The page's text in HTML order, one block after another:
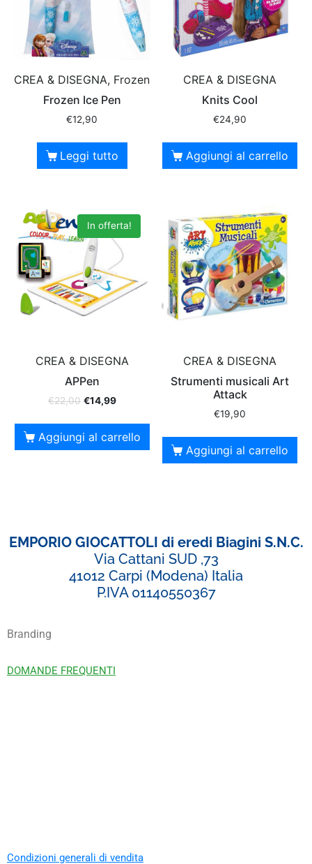
CREA & DISEGNA, Frozen
Frozen Ice Pen
€12,90
Leggi tutto
CREA & DISEGNA
Knits Cool
€24,90
Aggiungi al carrello
In offerta!
CREA & DISEGNA
APPen
€22,00 €14,99
Aggiungi al carrello
CREA & DISEGNA
Strumenti musicali Art
Attack
€19,90
Aggiungi al carrello
EMPORIO GIOCATTOLI di eredi Biagini S.N.C.
Via Cattani SUD ,73
41012 Carpi (Modena) Italia
P.IVA 01140550367
Branding
DOMANDE FREQUENTI
Condizioni generali di vendita